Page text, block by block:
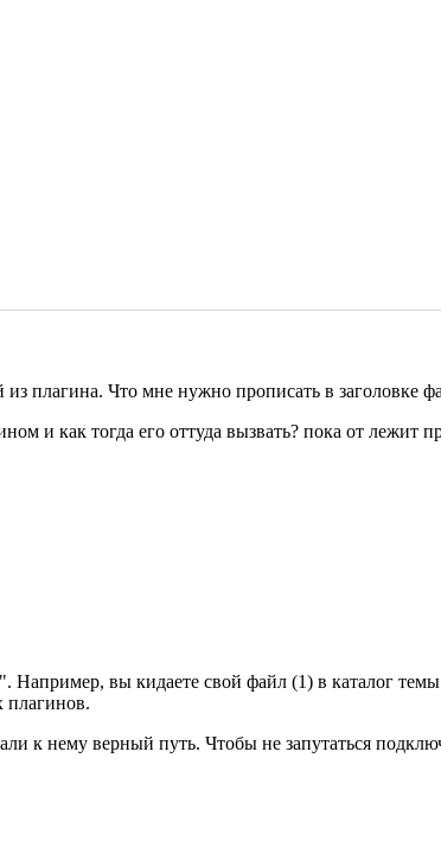
плагина. Что мне нужно прописать в
и как тогда его оттуда вызвать? пока от лежит
вы кидаете свой файл (1) в каталог
плагинов.
к нему верный путь. Чтобы не запутаться